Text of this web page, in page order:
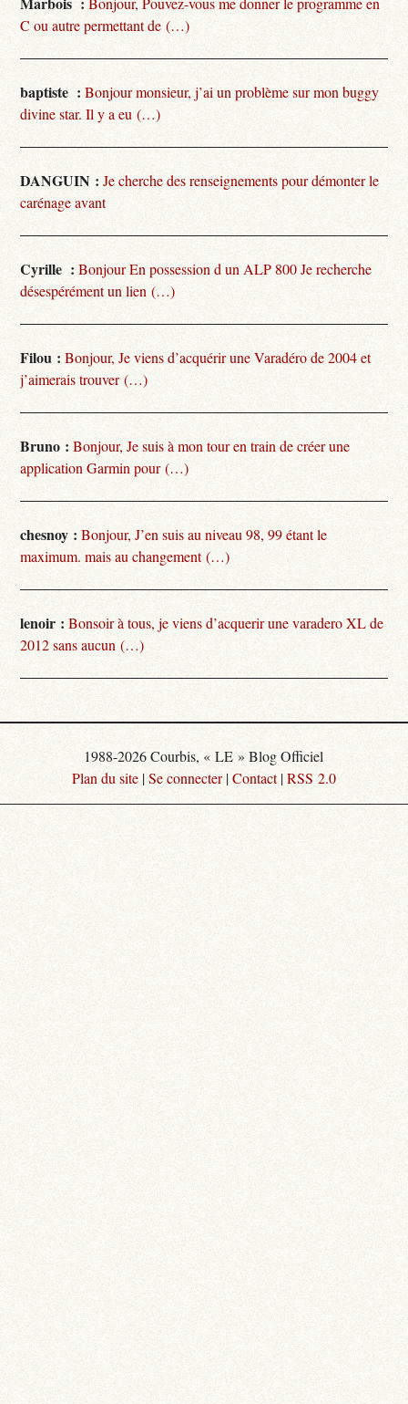
C ou autre permettant de (…)
baptiste : Bonjour monsieur, j’ai un problème sur mon buggy
divine star. Il y a eu (…)
DANGUIN : Je cherche des renseignements pour démonter le
carénage avant
Cyrille : Bonjour En possession d un ALP 800 Je recherche
désespérément un lien (…)
Filou : Bonjour, Je viens d’acquérir une Varadéro de 2004 et
j’aimerais trouver (…)
Bruno : Bonjour, Je suis à mon tour en train de créer une
application Garmin pour (…)
chesnoy : Bonjour, J’en suis au niveau 98, 99 étant le
maximum. mais au changement (…)
lenoir : Bonsoir à tous, je viens d’acquerir une varadero XL de
2012 sans aucun (…)
1988-2026 Courbis, « LE » Blog Officiel
Plan du site |Se connecter|Contact|RSS 2.0